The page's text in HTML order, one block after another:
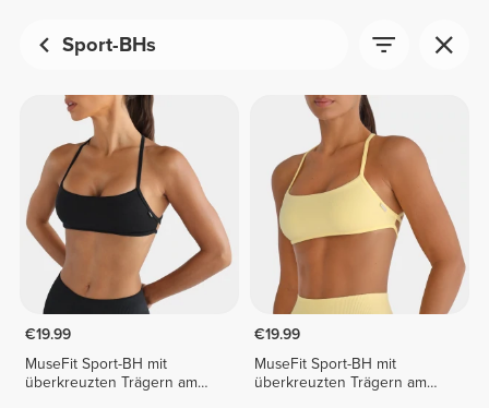
Sport-BHs
€19.99
MuseFit Sport-BH mit
überkreuzten Trägern am
€19.99
MuseFit Sport-BH mit
überkreuzten Trägern am